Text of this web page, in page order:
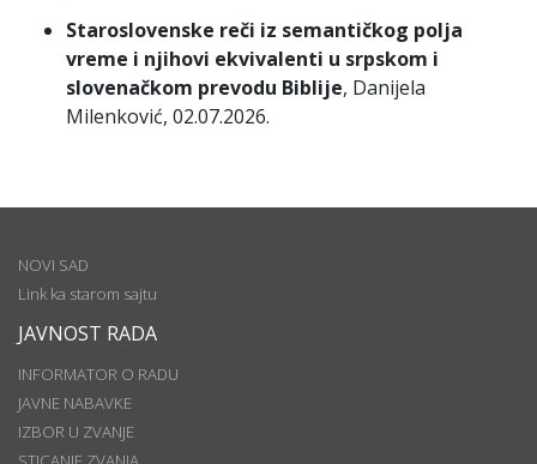
Staroslovenske reči iz semantičkog polja
vreme i njihovi ekvivalenti u srpskom i
slovenačkom prevodu Biblije, Danijela
Milenković, 02.07.2026.
NOVI SAD
Link ka starom sajtu
JAVNOST RADA
INFORMATOR O RADU
JAVNE NABAVKE
IZBOR U ZVANJE